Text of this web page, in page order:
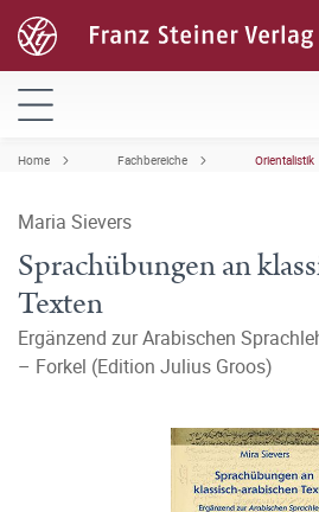
Home Fachbereiche Orientalistik
Maria Sievers
Sprachübungen an
Texten
Ergänzend zur Arabischen
– Forkel (Edition Julius Groos)